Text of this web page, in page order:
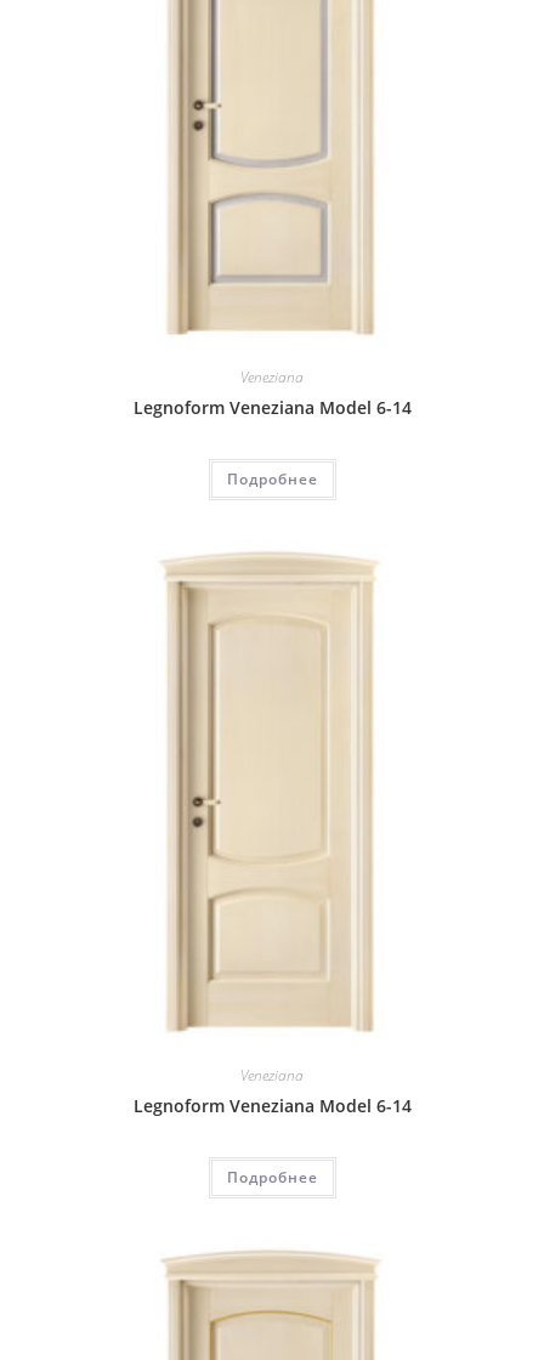
Veneziana
Legnoform Veneziana Model 6-14
Подробнее
Veneziana
Legnoform Veneziana Model 6-14
Подробнее